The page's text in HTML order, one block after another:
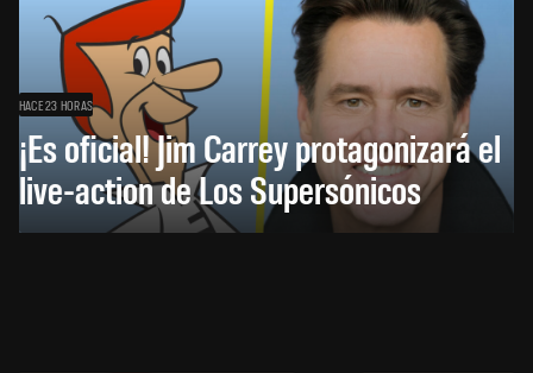
HACE 23 HORAS
¡Es oficial! Jim Carrey protagonizará el
live-action de Los Supersónicos